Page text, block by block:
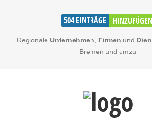
504 EINTRÄGE HINZUFÜGEN
Regionale Unternehmen Firmen und
Bremen und umzu.